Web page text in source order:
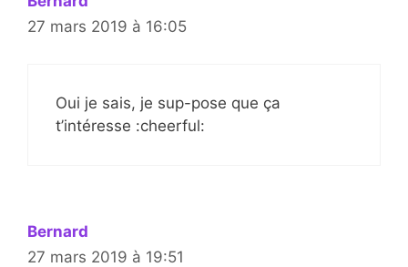
27 mars 2019 à 16:05
Oui je sais, je sup-pose que ça
t’intéresse :cheerful:
Bernard
27 mars 2019 à 19:51